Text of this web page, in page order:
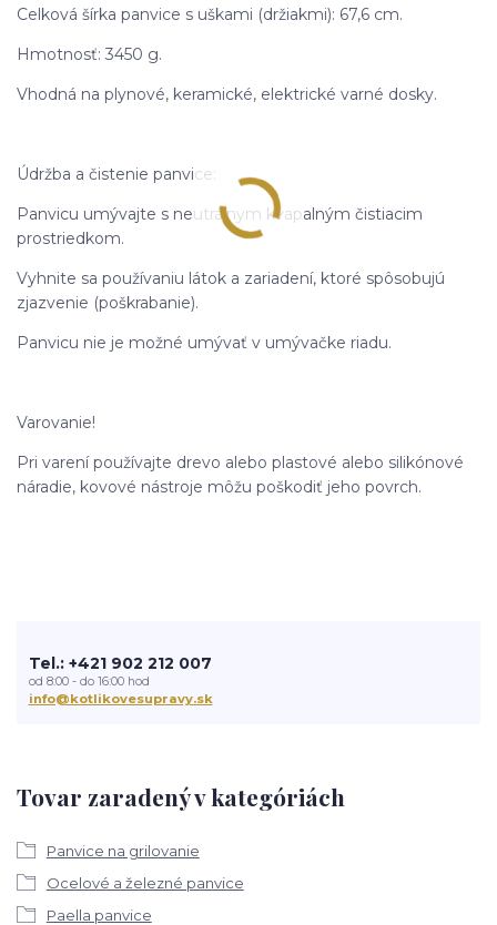
Celková šírka panvice s uškami (držiakmi): 67,6 cm.
Hmotnosť: 3450 g.
Vhodná na plynové, keramické, elektrické varné dosky.
Údržba a čistenie panvice:
Panvicu umývajte s neutrálnym kvapalným čistiacim
prostriedkom.
Vyhnite sa používaniu látok a zariadení, ktoré spôsobujú
zjazvenie (poškrabanie).
Panvicu nie je možné umývať v umývačke riadu.
Varovanie!
Pri varení používajte drevo alebo plastové alebo silikónové
náradie, kovové nástroje môžu poškodiť jeho povrch.
Tovar zaradený v kategóriách
Panvice na grilovanie
Ocelové a železné panvice
Paella panvice
Tel.: +421 902 212 007
od 8:00 - do 16:00 hod
info@kotlikovesupravy.sk